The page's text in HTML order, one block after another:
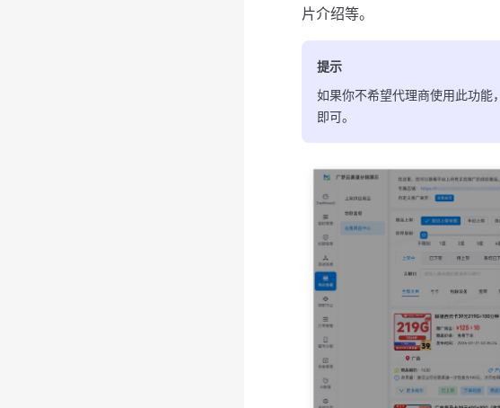
片介绍等。
提示
如果你不希望代理商使用此功能
即可。